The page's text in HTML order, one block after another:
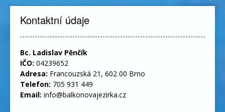
Kontaktní údaje
Bc. Ladislav Pěnčík
IČO: 04239652
Adresa: Francouzská 21, 602 00 Brno
Telefon: 705 931 449
Email: info@balkonovajezirka.cz